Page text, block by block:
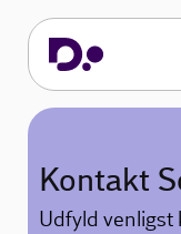
Kontakt
Udfyld